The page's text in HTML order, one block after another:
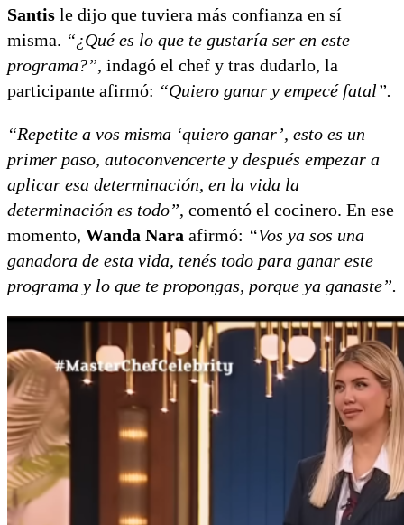
Santis le dijo que tuviera más confianza en sí
misma. “¿Qué es lo que te gustaría ser en este
programa?”, indagó el chef y tras dudarlo, la
participante afirmó: “Quiero ganar y empecé fatal”.
“Repetite a vos misma ‘quiero ganar’, esto es un
primer paso, autoconvencerte y después empezar a
aplicar esa determinación, en la vida la
determinación es todo”, comentó el cocinero. En ese
momento, Wanda Nara afirmó: “Vos ya sos una
ganadora de esta vida, tenés todo para ganar este
programa y lo que te propongas, porque ya ganaste”.